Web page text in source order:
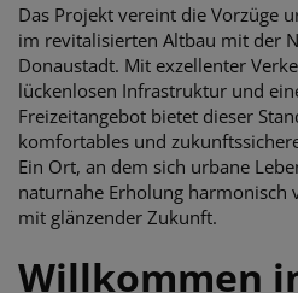
Das Projekt vereint die Vorzüge
im revitalisierten Altbau mit der
Donaustadt. Mit exzellenter
lückenlosen Infrastruktur und
Freizeitangebot bietet dieser
komfortables und
Ein Ort, an dem sich urbane
naturnahe Erholung harmonisch
mit glänzender Zukunft.
Willkommen